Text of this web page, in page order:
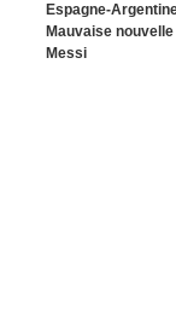
Espagne-
Mauvaise
Messi